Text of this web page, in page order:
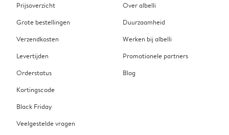
Prijsoverzicht
Grote bestellingen
Verzendkosten
Levertijden
Orderstatus
Kortingscode
Black Friday
Veelgestelde vragen
Over albelli
Duurzaamheid
Werken bij albelli
Promotionele partners
Blog